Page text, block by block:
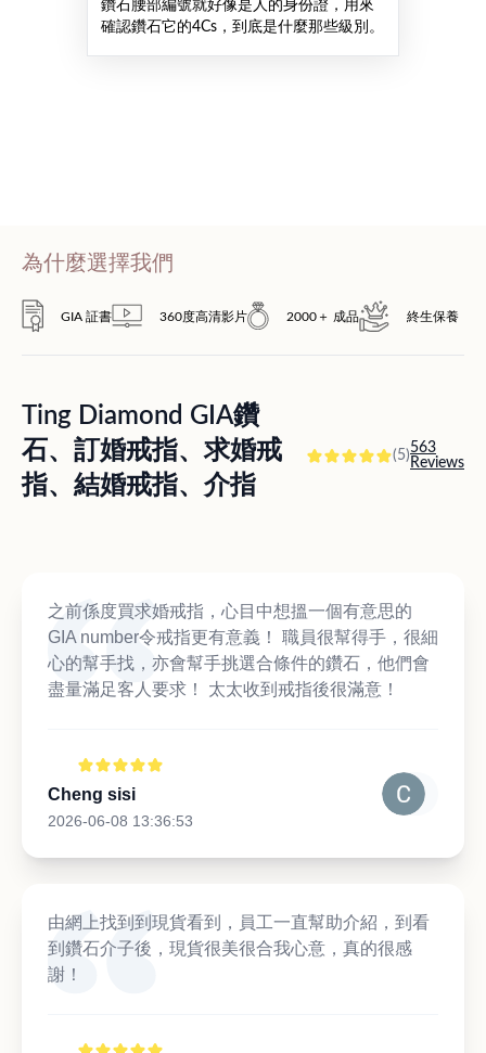
鑽石腰部編號就好像是人的身份證，用來
確認鑽石它的4Cs，到底是什麼那些級別。
為什麼選擇我們
GIA 証書 360度高清影片 2000＋ 成品 終生保養
Ting Diamond GIA鑽
石、訂婚戒指、求婚戒
指、結婚戒指、介指
(5)563
Reviews
之前係度買求婚戒指，心目中想搵一個有意思的
GIA number令戒指更有意義！ 職員很幫得手，很細
心的幫手找，亦會幫手挑選合條件的鑽石，他們會
盡量滿足客人要求！ 太太收到戒指後很滿意！
Cheng sisi
2026-06-08 13:36:53
由網上找到到現貨看到，員工一直幫助介紹，到看
到鑽石介子後，現貨很美很合我心意，真的很感
謝！